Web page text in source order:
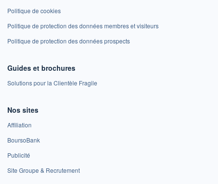
Politique de cookies
Politique de protection des données membres et visiteurs
Politique de protection des données prospects
Guides et brochures
Solutions pour la Clientèle Fragile
Nos sites
Affiliation
BoursoBank
Publicité
Site Groupe & Recrutement